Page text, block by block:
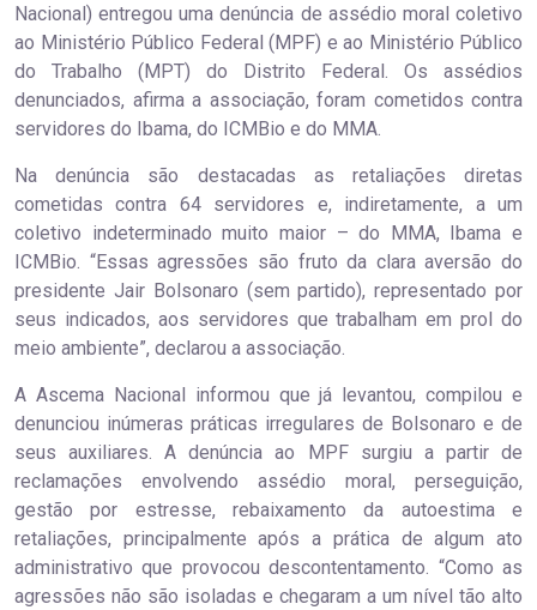
Nacional) entregou uma denúncia de assédio moral coletivo
ao Ministério Público Federal (MPF) e ao Ministério Público
do Trabalho (MPT) do Distrito Federal. Os assédios
denunciados, afirma a associação, foram cometidos contra
servidores do Ibama, do ICMBio e do MMA.
Na denúncia são destacadas as retaliações diretas
cometidas contra 64 servidores e, indiretamente, a um
coletivo indeterminado muito maior – do MMA, Ibama e
ICMBio. “Essas agressões são fruto da clara aversão do
presidente Jair Bolsonaro (sem partido), representado por
seus indicados, aos servidores que trabalham em prol do
meio ambiente”, declarou a associação.
A Ascema Nacional informou que já levantou, compilou e
denunciou inúmeras práticas irregulares de Bolsonaro e de
seus auxiliares. A denúncia ao MPF surgiu a partir de
reclamações envolvendo assédio moral, perseguição,
gestão por estresse, rebaixamento da autoestima e
retaliações, principalmente após a prática de algum ato
administrativo que provocou descontentamento. “Como as
agressões não são isoladas e chegaram a um nível tão alto